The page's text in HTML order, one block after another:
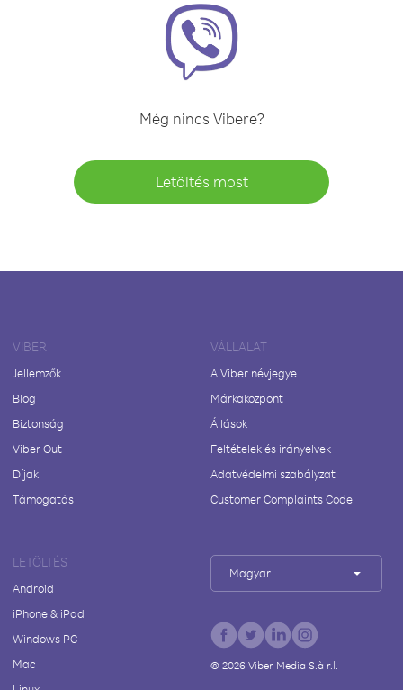
Még nincs Vibere?
Letöltés most
VIBER
Jellemzők
Blog
Biztonság
Viber Out
Díjak
Támogatás
VÁLLALAT
A Viber névjegye
Márkaközpont
Állások
Feltételek és irányelvek
Adatvédelmi szabályzat
Customer Complaints Code
LETÖLTÉS
Android
iPhone & iPad
Windows PC
Mac
Magyar
© 2026Viber Media S.à r.l.